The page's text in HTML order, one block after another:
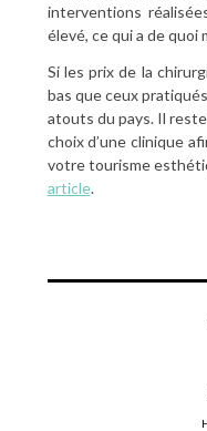
interventions
élevé, ce qui a de quoi
Si les prix de la
bas que ceux
atouts du pays. Il
choix d’une clinique
votre tourisme
article.